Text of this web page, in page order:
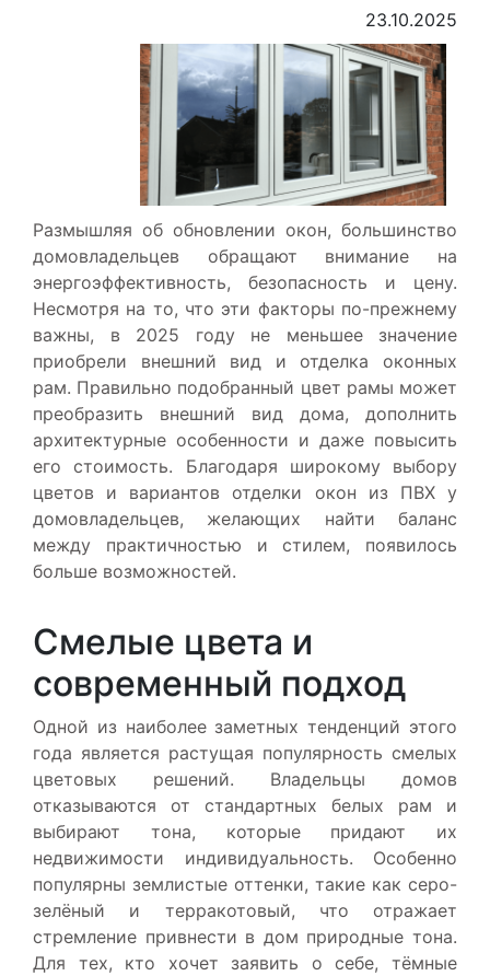
23.10.2025
Размышляя об обновлении окон, большинство
домовладельцев обращают внимание на
энергоэффективность, безопасность и цену.
Несмотря на то, что эти факторы по-прежнему
важны, в 2025 году не меньшее значение
приобрели внешний вид и отделка оконных
рам. Правильно подобранный цвет рамы может
преобразить внешний вид дома, дополнить
архитектурные особенности и даже повысить
его стоимость. Благодаря широкому выбору
цветов и вариантов отделки окон из ПВХ у
домовладельцев, желающих найти баланс
между практичностью и стилем, появилось
больше возможностей.
Смелые цвета и
современный подход
Одной из наиболее заметных тенденций этого
года является растущая популярность смелых
цветовых решений. Владельцы домов
отказываются от стандартных белых рам и
выбирают тона, которые придают их
недвижимости индивидуальность. Особенно
популярны землистые оттенки, такие как серо-
зелёный и терракотовый, что отражает
стремление привнести в дом природные тона.
Для тех, кто хочет заявить о себе, тёмные